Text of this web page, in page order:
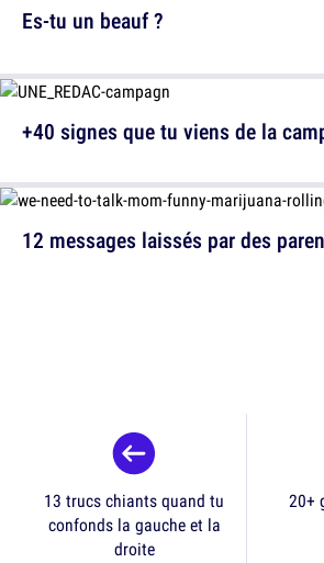
12 messages laissés par des
Es-tu un beauf ?
+40 signes que tu viens de la
13 trucs chiants quand tu
confonds la gauche et la
droite
20+